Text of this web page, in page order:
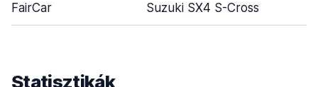
FairCar Suzuki SX4 S-Cross
Statisztikák